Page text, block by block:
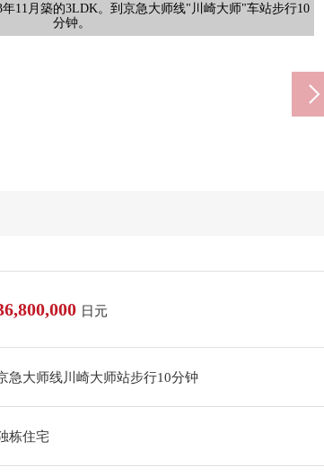
11月築的3LDK。到京急大师线"川崎大师"车站步行10
分钟。
风景
的视界的大的建筑物没正邻接所以能享受宽松的风景。
客厅
[2楼客厅]
厨房
[2楼组合厨房]
室内
[3楼西式房间]
室内
[3楼西式房间]
室内
[1楼客厅]
厨房
[1楼厨房]
门口
[正门大厅]
其他当地
间或者日光浴不在意人的眼睛，充分享用私人的时间。
其他当地
。为面积有能力承担一次晒床上用品。
公园。一边有便利性，一边是出现切身感到自然的位
置。
含有前面道路的外观
道路的幅员是东面约11m，南侧约8.2m(一起，公路)。
外观
外观
到21:00。用新鲜食品或者加工食品、家常菜等的丰富的
物品筹集支持每天的餐桌。
川崎大师站前店(约600m)
到24:00。为直到深夜从事经营能顺路去工作回来。
出来野商店(约810m)
到21:00。被准备停车场87台分，可以坐车的访问。
孩子增长，增长，好像能玩的公园。对与小的孩子的每
天的出去的地方而言正好。
的小学生用的双肩背的书包或者体操衣等的有有的包的
。对低年级的孩子是负担的少的距离。
参拜用的道路排列许多的商店。因参拜者而热闹，新年
拜Season特别有严重的活力。
日元
急大师线川崎大师站步行10分钟
栋住宅